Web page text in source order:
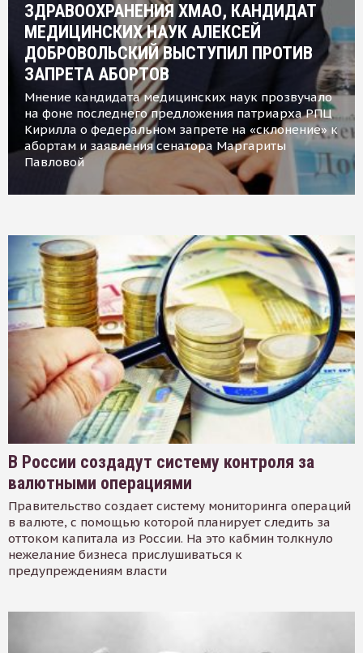
ЗДРАВООХРАНЕНИЯ ХМАО, КАНДИДАТ
МЕДИЦИНСКИХ НАУК АЛЕКСЕЙ
ДОБРОВОЛЬСКИЙ ВЫСТУПИЛ ПРОТИВ
ЗАПРЕТА АБОРТОВ
Мнение кандидата медицинских наук прозвучало
на фоне последнего предложения патриарха РПЦ
Кирилла о федеральном запрете на «склонение» к
абортам и заявления сенатора Маргариты
Павловой
В России создадут систему контроля за
валютными операциями
Правительство создает систему мониторинга операций
в валюте, с помощью которой планирует следить за
оттоком капитала из России. На это кабмин толкнуло
нежелание бизнеса прислушиваться к
предупреждениям власти